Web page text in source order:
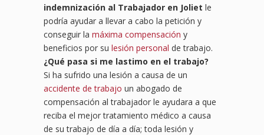
indemnización al Trabajador en Joliet le
podría ayudar a llevar a cabo la petición y
conseguir la máxima compensación y
beneficios por su lesión personal de trabajo.
¿Qué pasa si me lastimo en el trabajo?
Si ha sufrido una lesión a causa de un
accidente de trabajo un abogado de
compensación al trabajador le ayudara a que
reciba el mejor tratamiento médico a causa
de su trabajo de día a día; toda lesión y